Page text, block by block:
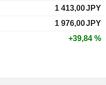
1 413,00JPY
1 976,00JPY
+39,84 %